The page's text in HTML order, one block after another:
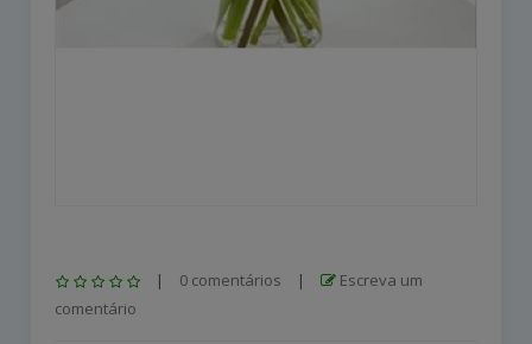
| 0 comentários |
Escreva um
comentário